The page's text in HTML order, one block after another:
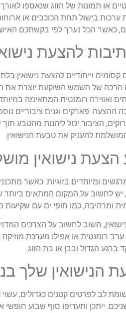
או תמונות של הזוג שנאספו
ערכות בישול תחת הכוכבים או
כאשר הכל נערך לפי בקשתכם
להצעת
וייחודיים להצעת נישואין
הרכה של השמש השוקעת יוצרת את
ואווירה רומנטית המתאימה
פארקים וגנים ציבוריים
הציבור יכול ליהנות מהטבע תוך
להעניק את טבעת הנישואין.
הצעת נישואין
ומיוחדים בזוגיות. כאשר
לחשוב על המקום המתאים ביותר
ומרהיבה, כמו חופי ים עם
חשוב לחשוב על הצרכים
רומנטית או אפילו מערכת
הגדול ובבן או בת הזוג.
הנישואין שלך
לב לפרטים קטנים כגדולים,
ייתכן ותעדיפו סוף שבוע